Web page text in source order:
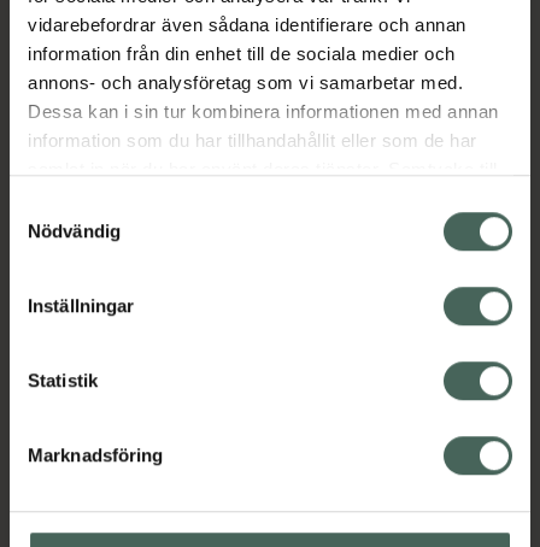
vidarebefordrar även sådana identifierare och annan
information från din enhet till de sociala medier och
annons- och analysföretag som vi samarbetar med.
Dessa kan i sin tur kombinera informationen med annan
information som du har tillhandahållit eller som de har
återkalla ditt samtycke via webbplatsens
cookieinställningar. Ett återkallat samtycke påverkar inte
lagligheten av behandling som skett innan återkallelsen.
Nödvändig
Inställningar
Statistik
Marknadsföring
EAN:08809563102532
Kategorier:
AnsiktsrengöringAnsiktsvårdHudvård
K-BeautyOljerengöringTrendar på TikTok
Innehåll Visa
Instruktioner Visa